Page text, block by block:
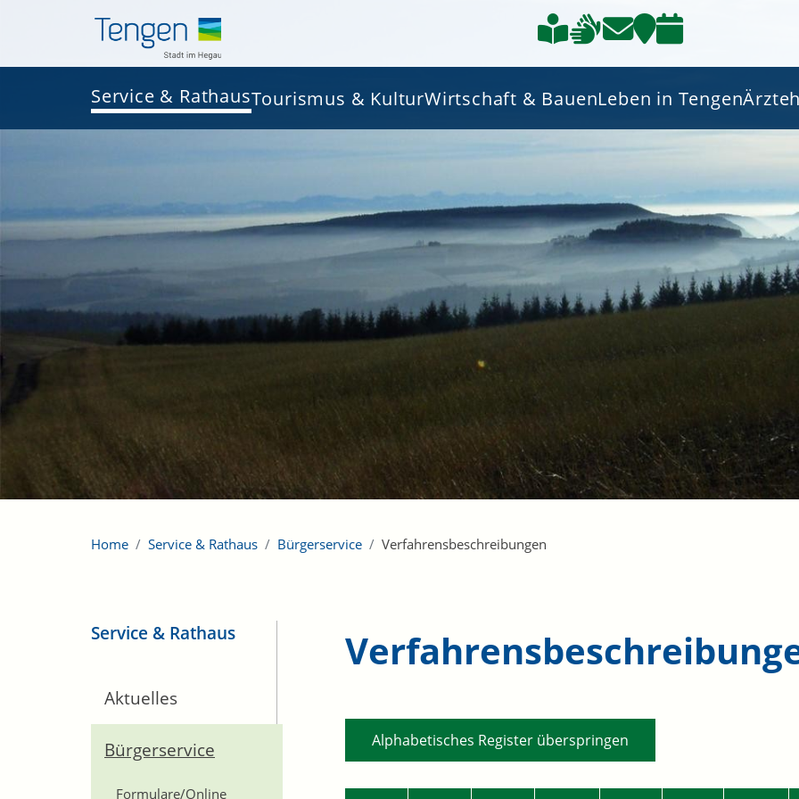
Service & RathausTourismus & KulturWirtschaft & BauenLeben in Tengen
Home Service & Rathaus Bürgerservice Verfahrensbeschreibungen
Service & Rathaus
Aktuelles
Bürgerservice
Formulare/Online
Alphabetisches Register überspringen